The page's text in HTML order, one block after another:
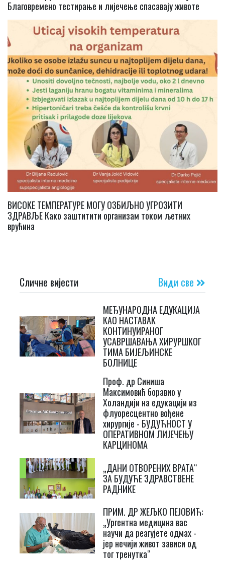
Благовремено тестирање и лијечење спасавају животе
ВИСОКЕ ТЕМПЕРАТУРЕ МОГУ ОЗБИЉНО УГРОЗИТИ
ЗДРАВЉЕ Како заштитити организам током љетних
врућина
Сличне вијести Види све
МЕЂУНАРОДНА ЕДУКАЦИЈА
КАО НАСТАВАК
КОНТИНУИРАНОГ
УСАВРШАВАЊА ХИРУРШКОГ
ТИМА БИЈЕЉИНСКЕ
БОЛНИЦЕ
Проф. др Синиша
Максимовић боравио у
Холандији на едукацији из
флуоресцентно вођене
хирургије - БУДУЋНОСТ У
ОПЕРАТИВНОМ ЛИЈЕЧЕЊУ
КАРЦИНОМА
„ДАНИ ОТВОРЕНИХ ВРАТА“
ЗА БУДУЋЕ ЗДРАВСТВЕНЕ
РАДНИКЕ
ПРИМ. ДР ЖЕЉКО ПЕЈОВИЋ:
„Ургентна медицина вас
научи да реагујете одмах -
јер нечији живот зависи од
тог тренутка“